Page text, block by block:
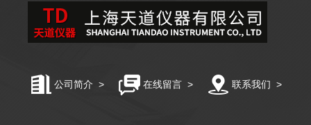
公司简介 > 在线留言 > 联系我们 >